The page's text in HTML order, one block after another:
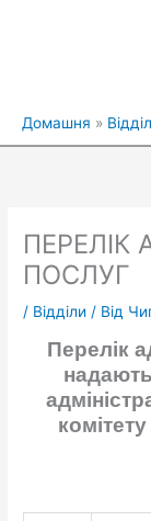
Домашня
ПЕРЕЛІК
ПОСЛУГ
/ Відділи / Від
Перелік